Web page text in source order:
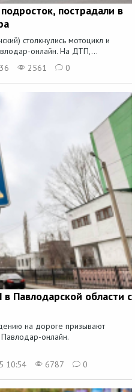
пострадали в
столкнулись мотоцикл и
онлайн. На ДТП,...
2561 0
Павлодарской области с
на дороге призывают
онлайн.
10:54 6787 0